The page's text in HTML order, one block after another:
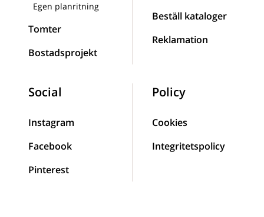
Egen planritning
Tomter
Bostadsprojekt
Beställ kataloger
Reklamation
Social
Instagram
Facebook
Pinterest
Policy
Cookies
Integritetspolicy